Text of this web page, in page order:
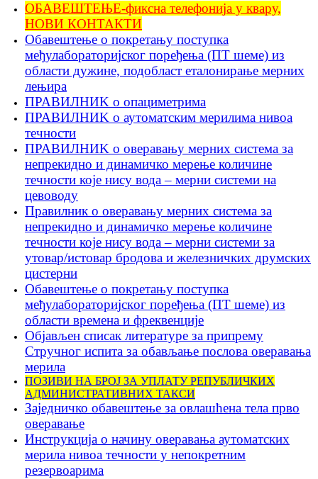
ОБАВЕШТЕЊЕ-фиксна телефонија у квару,
НОВИ КОНТАКТИ
Обавештење о покретању поступка
међулабораторијског поређења (ПТ шеме) из
области дужине, подобласт еталонирање мерних
лењира
ПРАВИЛНИK о опациметрима
ПРАВИЛНИK о аутоматским мерилима нивоа
течности
ПРАВИЛНИK о оверавању мерних система за
непрекидно и динамичко мерење количине
течности које нису вода – мерни системи на
цевоводу
Правилник о оверавању мерних система за
непрекидно и динамичко мерење количине
течности које нису вода – мерни системи за
утовар/истовар бродова и железничких друмских
цистерни
Обавештење о покретању поступка
међулабораторијскoг поређења (ПT шеме) из
области времена и фреквенције
Објављен списак литературе за припрему
Стручног испита за обављање послова оверавања
мерила
ПОЗИВИ НА БРОЈ ЗА УПЛАТУ РЕПУБЛИЧКИХ
АДМИНИСТРАТИВНИХ ТАКСИ
Заједничко обавештење за овлашћена тела прво
оверавање
Инструкцијa о начину оверавања аутоматских
мерила нивоа течности у непокретним
резервоарима